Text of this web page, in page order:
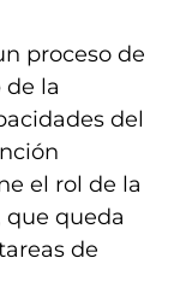
proceso de
de la
del
el rol de la
que queda
de